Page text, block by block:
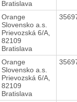
Bratislava
Orange
Slovensko a.s.
Prievozská 6/A,
82109
Bratislava
Orange
Slovensko a.s.
Prievozská 6/A,
82109
Bratislava